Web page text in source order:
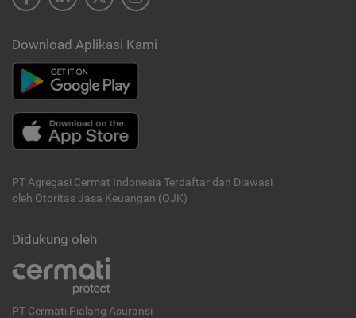
Download Aplikasi Kami
PT Agregasi Cermat Indonesia Terdaftar dan Diawasi
oleh Otoritas Jasa Keuangan (OJK)
Didukung oleh
PT Cermati Pialang Asuransi